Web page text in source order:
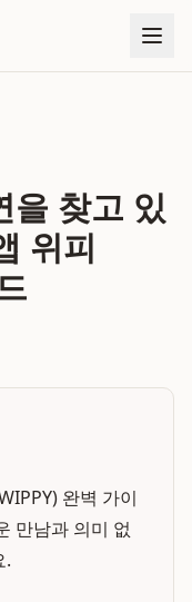
을 찾고 있
위피
완벽 가이
만남과 의미 없
.